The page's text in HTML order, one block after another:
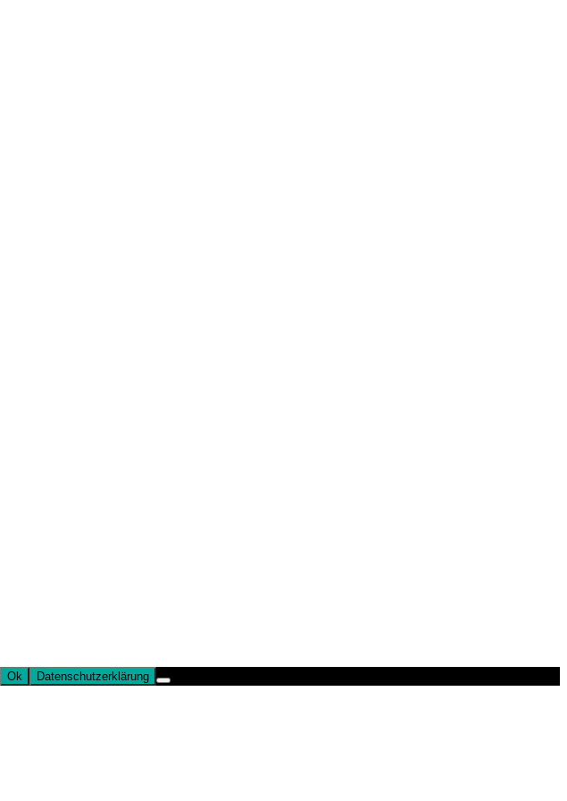
Ok Datenschutzerklärung